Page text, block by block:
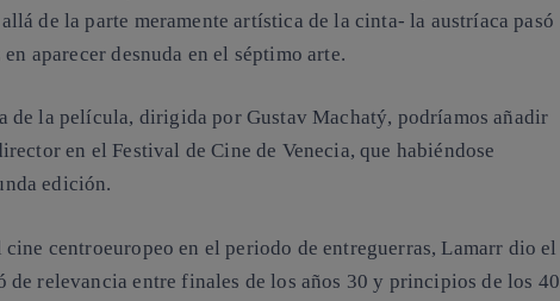
de la parte meramente artística de la cinta- la austríaca pasó
aparecer desnuda en el séptimo arte.
de la película, dirigida por Gustav Machatý, podríamos añadir
en el Festival de Cine de Venecia, que habiéndose
edición.
centroeuropeo en el periodo de entreguerras, Lamarr dio el
de relevancia entre finales de los años 30 y principios de los 40